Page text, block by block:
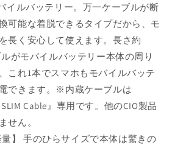
イルバッテリー。万一ケーブルが断
可能な着脱できるタイプだから、モ
長く安心して使えます。長さ約
がモバイルバッテリー本体の周り
これ1本でスマホもモバイルバッテ
できます。※内蔵ケーブルは
SLIM Cable』専用です。他のCIO製品
せん。
量】 手のひらサイズで本体は驚きの